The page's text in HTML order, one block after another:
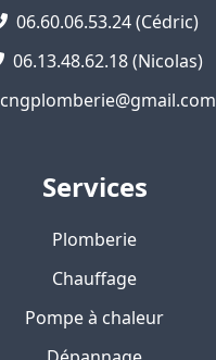
06.60.06.53.24 (Cédric)
06.13.48.62.18 (Nicolas)
cngplomberie@gmail.com
Services
Plomberie
Chauffage
Pompe à chaleur